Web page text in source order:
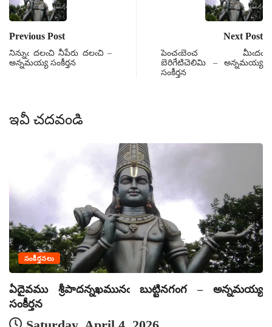
Previous Post
నిన్నుఁ దలఁచి నీపేరు దలఁచి –
అన్నమయ్య సంకీర్తన
Next Post
పెంచఁబెంచ మీఁదఁ
బెరిగేటిచెలిమి – అన్నమయ్య
సంకీర్తన
ఇవీ చదవండి
సంకీర్తనలు
ఏదైవము శ్రీపాదన్నఖమునఁ బుట్టినగంగ – అన్నమయ్య
సంకీర్తన